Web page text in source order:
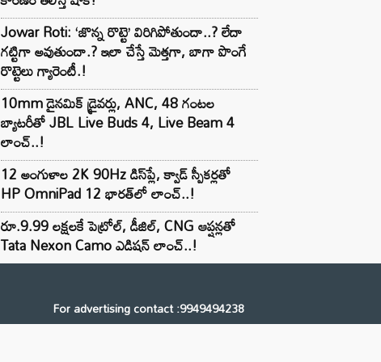
Jowar Roti: ‘జొన్న రొట్టె’ విరిగిపోతుందా..? లేదా
గట్టిగా అవుతుందా.? ఇలా చేస్తే మెత్తగా, బాగా పొంగే
రొట్టెలు గ్యారెంటీ.!
10mm డైనమిక్ డ్రైవర్లు, ANC, 48 గంటల
బ్యాటరీతో JBL Live Buds 4, Live Beam 4
లాంచ్..!
12 అంగుళాల 2K 90Hz డిస్‌ప్లే, క్వాడ్ స్పీకర్లతో
HP OmniPad 12 భారత్‌లో లాంచ్..!
రూ.9.99 లక్షలకే పెట్రోల్, డీజిల్, CNG ఆప్షన్లతో
Tata Nexon Camo ఎడిషన్ లాంచ్..!
For advertising contact :9949494238
Email: digital@ntvnetwork.com